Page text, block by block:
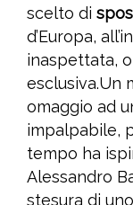
scelto di
d’Europa,
inaspettata,
esclusiva.Un
omaggio ad
impalpabile,
tempo ha
Alessandro
stesura di